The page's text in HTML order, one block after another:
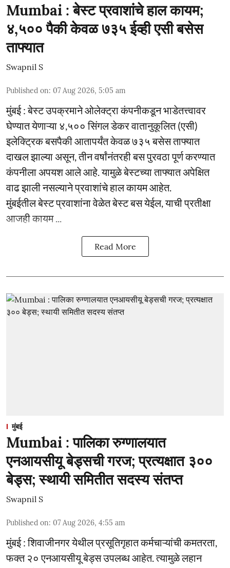
Mumbai : बेस्ट प्रवाशांचे हाल कायम;
४,५०० पैकी केवळ ७३५ ईव्ही एसी बसेस
ताफ्यात
Swapnil S
Published on: 07 Aug 2026, 5:05 am
मुंबई : बेस्ट उपक्रमाने ओलेक्ट्रा कंपनीकडून भाडेतत्त्वावर
घेण्यात येणाऱ्या ४,५०० सिंगल डेकर वातानुकूलित (एसी)
इलेक्ट्रिक बसपैकी आतापर्यंत केवळ ७३५ बसेस ताफ्यात
दाखल झाल्या असून, तीन वर्षांनंतरही बस पुरवठा पूर्ण करण्यात
कंपनीला अपयश आले आहे. यामुळे बेस्टच्या ताफ्यात अपेक्षित
वाढ झाली नसल्याने प्रवाशांचे हाल कायम आहेत.
मुंबईतील बेस्ट प्रवाशांना वेळेत बेस्ट बस येईल, याची प्रतीक्षा
आजही कायम ...
Read More
मुंबई
Mumbai : पालिका रुग्णालयात
एनआयसीयू बेड्सची गरज; प्रत्यक्षात ३००
बेड्स; स्थायी समितीत सदस्य संतप्त
Swapnil S
Published on: 07 Aug 2026, 4:55 am
मुंबई : शिवाजीनगर येथील प्रसूतिगृहात कर्मचाऱ्यांची कमतरता,
फक्त २० एनआयसीयू बेड्स उपलब्ध आहेत. त्यामुळे लहान